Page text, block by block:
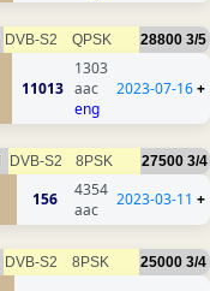
DVB-S2 QPSK 28800 3/5
11013
1303
aac
eng
2023-07-16+
DVB-S2 8PSK 27500 3/4
156
4354
aac
2023-03-11 +
DVB-S2 8PSK 25000 3/4